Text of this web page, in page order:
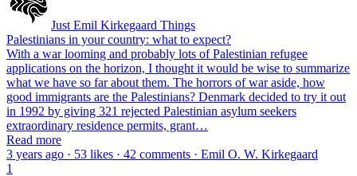
Just Emil Kirkegaard Things
Palestinians in your country: what to expect?
With a war looming and probably lots of Palestinian refugee
applications on the horizon, I thought it would be wise to summarize
what we have so far about them. The horrors of war aside, how
good immigrants are the Palestinians? Denmark decided to try it out
in 1992 by giving 321 rejected Palestinian asylum seekers
extraordinary residence permits, grant…
Read more
3 years ago · 53 likes · 42 comments · Emil O. W. Kirkegaard
1